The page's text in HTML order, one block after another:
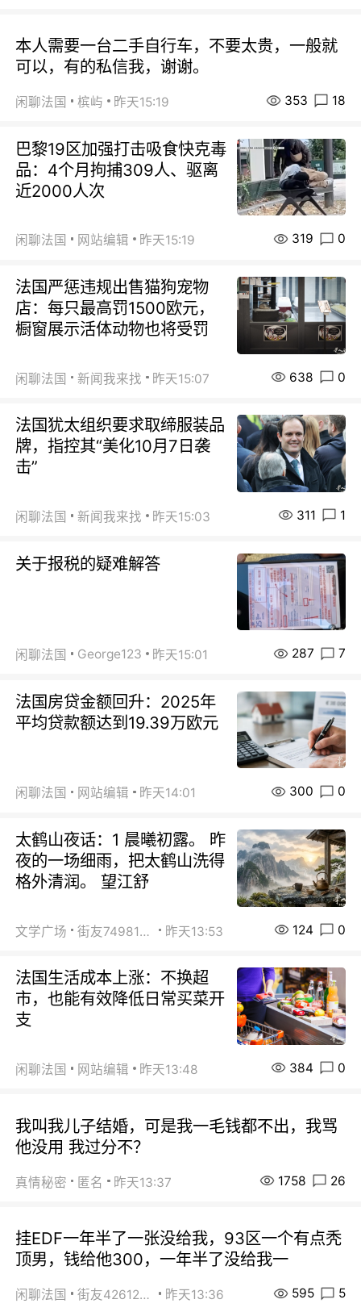
本人需要一台二手自行车，不要太贵，一般就
可以，有的私信我，谢谢。
闲聊法国 槟屿 昨天15:19 353 18
巴黎19区加强打击吸食快克毒
品：4个月拘捕309人、驱离
近2000人次
闲聊法国 网站编辑 昨天15:19 319 0
法国严惩违规出售猫狗宠物
店：每只最高罚1500欧元，
橱窗展示活体动物也将受罚
闲聊法国 新闻我来找 昨天15:07 638 0
法国犹太组织要求取缔服装品
牌，指控其“美化10月7日袭
击”
闲聊法国 新闻我来找 昨天15:03 311 1
关于报税的疑难解答
闲聊法国 George123 昨天15:01 287 7
法国房贷金额回升：2025年
平均贷款额达到19.39万欧元
闲聊法国 网站编辑 昨天14:01 300 0
太鹤山夜话：1 晨曦初露。 昨
夜的一场细雨，把太鹤山洗得
格外清润。 望江舒
文学广场 街友74981146 昨天13:53 124 0
法国生活成本上涨：不换超
市，也能有效降低日常买菜开
支
闲聊法国 网站编辑 昨天13:48 384 0
我叫我儿子结婚，可是我一毛钱都不出，我骂
他没用 我过分不？
真情秘密 匿名 昨天13:37 1758 26
挂EDF一年半了一张没给我，93区一个有点秃
顶男，钱给他300，一年半了没给我一
闲聊法国 街友42612092 昨天13:36 595 5